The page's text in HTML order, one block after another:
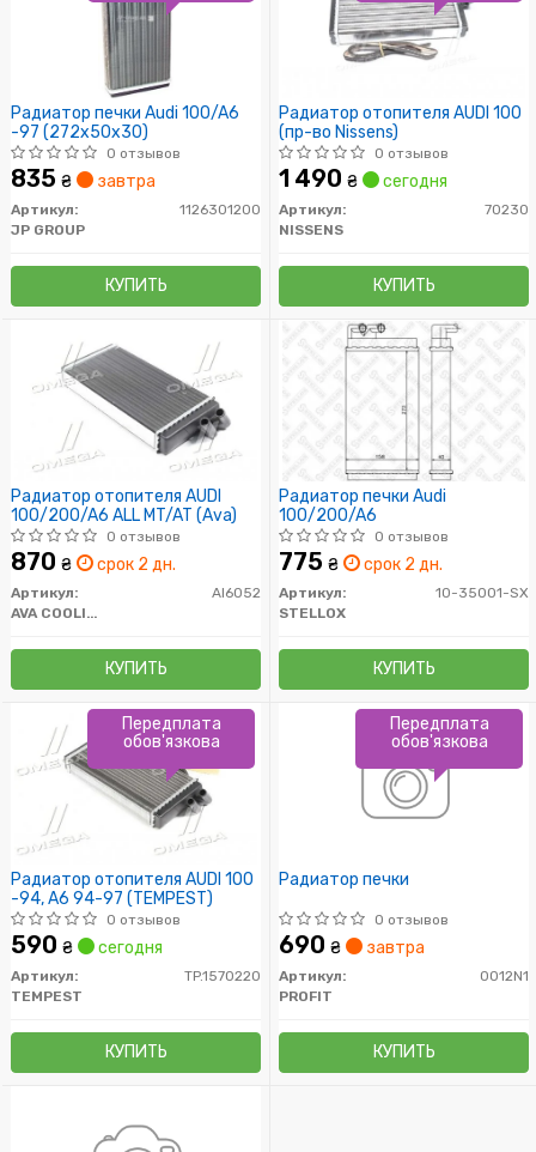
Радиатор печки Audi 100/A6
-97 (272x50x30)
0 отзывов
835 ₴ завтра
Артикул:
1126301200
JP GROUP
КУПИТЬ
Радиатор отопителя AUDI 100
(пр-во Nissens)
0 отзывов
1 490 ₴ сегодня
Артикул:
70230
NISSENS
КУПИТЬ
Радиатор отопителя AUDI
100/200/A6 ALL MT/AT (Ava)
0 отзывов
870 ₴ срок 2 дн.
Артикул:
AI6052
AVA COOLING
КУПИТЬ
Радиатор печки Audi
100/200/A6
0 отзывов
775 ₴ срок 2 дн.
Артикул:
10-35001-SX
STELLOX
КУПИТЬ
Радиатор отопителя AUDI 100
-94, A6 94-97 (TEMPEST)
0 отзывов
590 ₴ сегодня
Артикул:
TP.1570220
TEMPEST
КУПИТЬ
Передплата
обов'язкова
Радиатор печки
0 отзывов
690 ₴ завтра
Артикул:
0012N1
PROFIT
КУПИТЬ
Передплата
обов'язкова